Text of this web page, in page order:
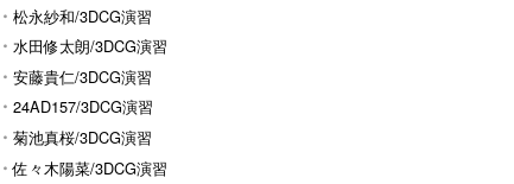
松永紗和/3DCG演習
水田修太朗/3DCG演習
安藤貴仁/3DCG演習
24AD157/3DCG演習
菊池真桜/3DCG演習
佐々木陽菜/3DCG演習